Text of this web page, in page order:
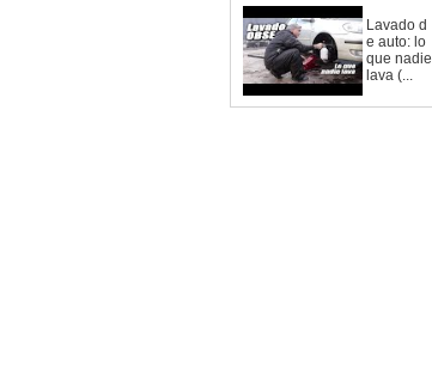
Lavado d
e auto: lo
que nadie
lava (...